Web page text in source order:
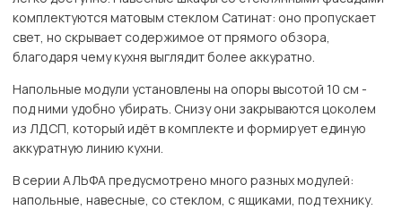
комплектуются матовым стеклом Сатинат: оно пропускает
свет, но скрывает содержимое от прямого обзора,
благодаря чему кухня выглядит более аккуратно.
Напольные модули установлены на опоры высотой 10 см -
под ними удобно убирать. Снизу они закрываются цоколем
из ЛДСП, который идёт в комплекте и формирует единую
аккуратную линию кухни.
В серии АЛЬФА предусмотрено много разных модулей:
напольные, навесные, со стеклом, с ящиками, под технику.